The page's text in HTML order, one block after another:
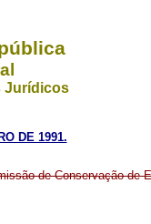
Jurídicos
DE 1991.
de Conservação de